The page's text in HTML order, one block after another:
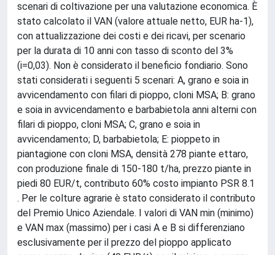
scenari di coltivazione per una valutazione economica. È
stato calcolato il VAN (valore attuale netto, EUR ha-1),
con attualizzazione dei costi e dei ricavi, per scenario
per la durata di 10 anni con tasso di sconto del 3%
(i=0,03). Non è considerato il beneficio fondiario. Sono
stati considerati i seguenti 5 scenari: A, grano e soia in
avvicendamento con filari di pioppo, cloni MSA; B: grano
e soia in avvicendamento e barbabietola anni alterni con
filari di pioppo, cloni MSA; C, grano e soia in
avvicendamento; D, barbabietola; E: pioppeto in
piantagione con cloni MSA, densità 278 piante ettaro,
con produzione finale di 150-180 t/ha, prezzo piante in
piedi 80 EUR/t, contributo 60% costo impianto PSR 8.1
. Per le colture agrarie è stato considerato il contributo
del Premio Unico Aziendale. I valori di VAN min (minimo)
e VAN max (massimo) per i casi A e B si differenziano
esclusivamente per il prezzo del pioppo applicato